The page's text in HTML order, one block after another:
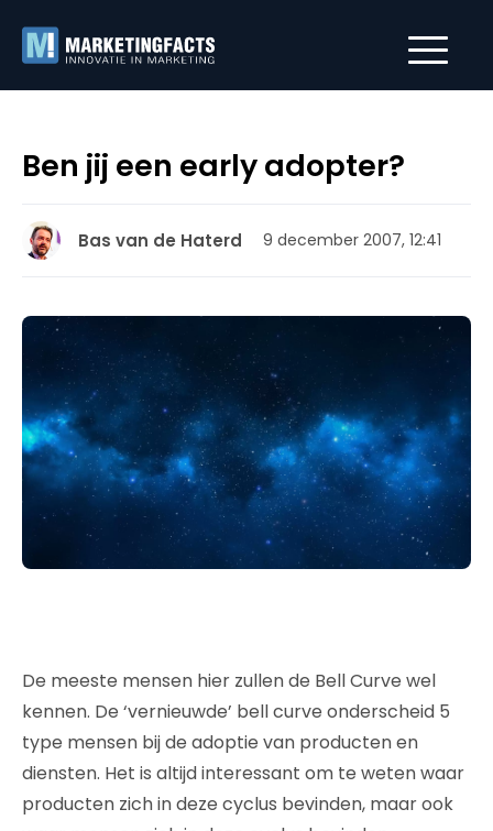
Ben jij een early adopter?
Bas van de Haterd 9 december 2007, 12:41
De meeste mensen hier zullen de Bell Curve wel
kennen. De ‘vernieuwde’ bell curve onderscheid 5
type mensen bij de adoptie van producten en
diensten. Het is altijd interessant om te weten waar
producten zich in deze cyclus bevinden, maar ook